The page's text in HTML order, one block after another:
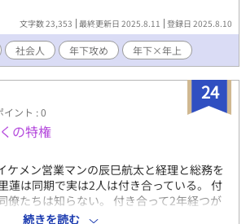
文字数 23,353 最終更新日 2025.8.11 登録日 2025.8.10
社会人 年下攻め 年下×年上
24
イント : 0
の特権
ケメン営業マンの辰巳航太と経理と総務を
蓮は同期で実は2人は付き合っている。 付
僚たちは知らない。 付き合って2年経つが
。 そんな雪の日。 雪だるま作って遊んでい
続きを読む